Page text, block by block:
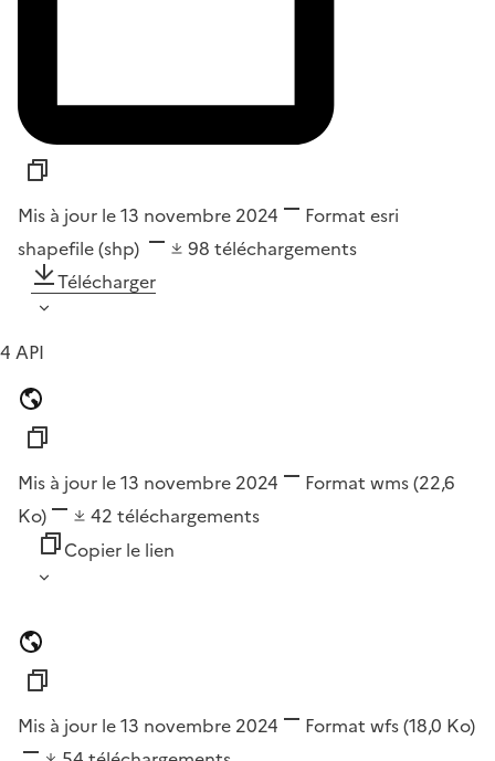
Mis à jour le 13 novembre 2024 Format esri
shapefile (shp)
98 téléchargements
Télécharger
4 API
Mis à jour le 13 novembre 2024 Format wms(22,6
Ko)
42 téléchargements
Copier le lien
Mis à jour le 13 novembre 2024 Format wfs(18,0 Ko)